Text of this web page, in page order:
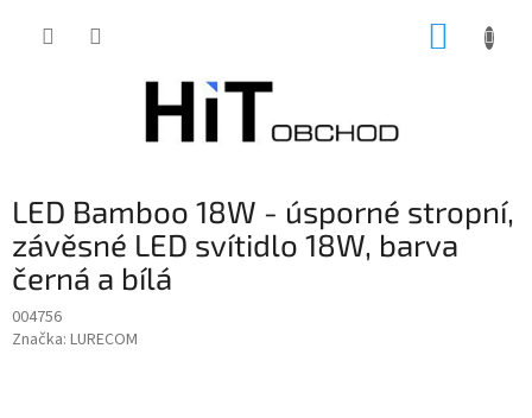
LED Bamboo 18W - úsporné stropní,
závěsné LED svítidlo 18W, barva
černá a bílá
004756
Značka: LURECOM